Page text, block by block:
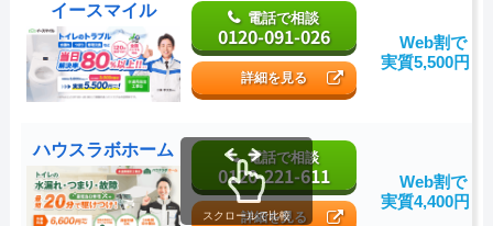
イースマイル 電話で相談
0120-091-026
詳細を見る
Web割で
実質5,500円～
ハウスラボホーム 電話で相談
0120-221-611
詳細を見る
Web割で
実質4,400円～
スクロールで比較